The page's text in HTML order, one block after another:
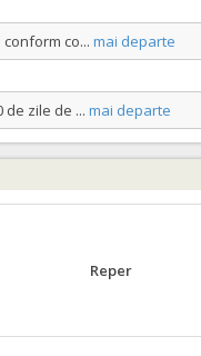
co... mai departe
de zile de ... mai departe
Reper